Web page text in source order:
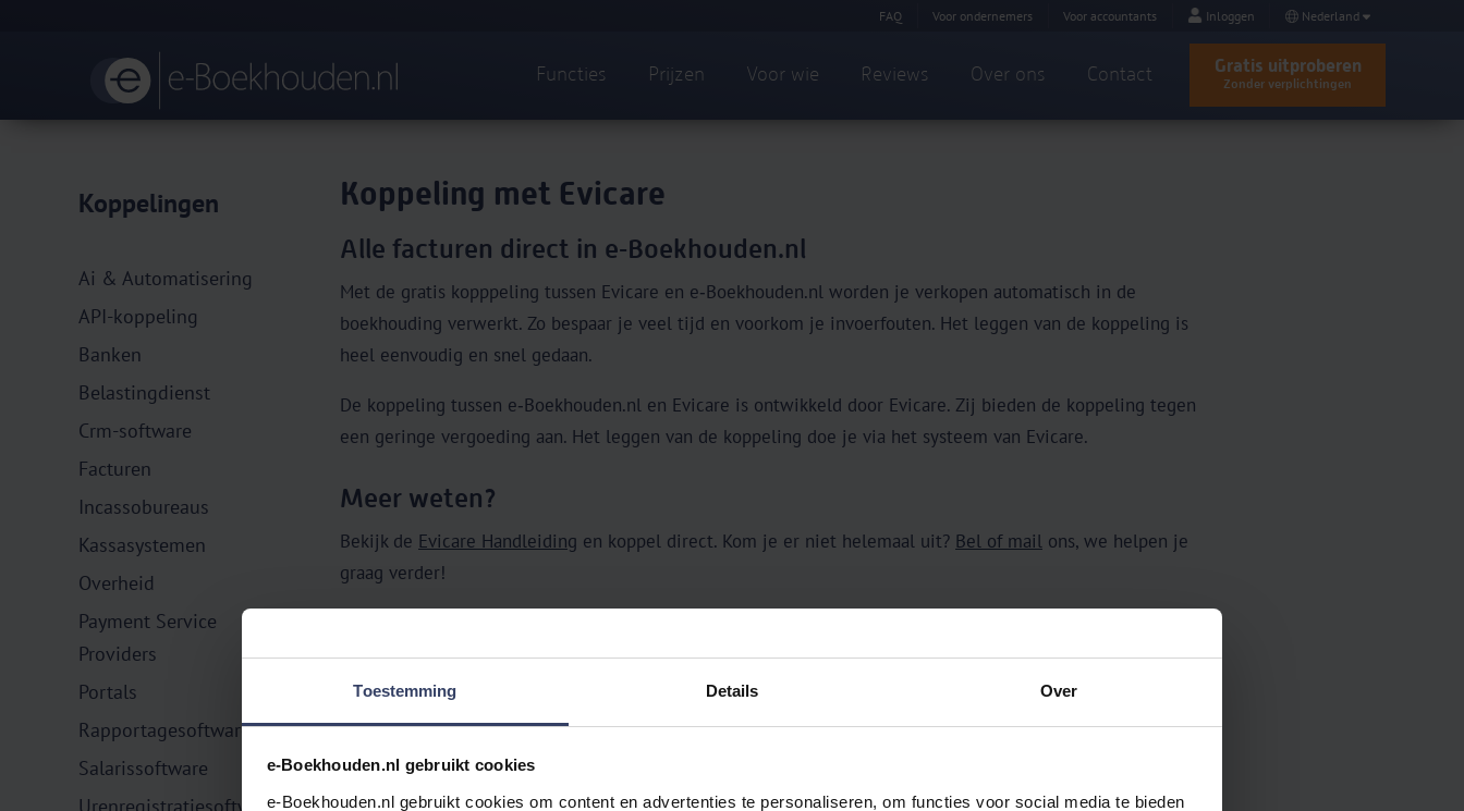
Toestemming Details Over
e-Boekhouden.nl gebruikt cookies
e-Boekhouden.nl gebruikt cookies om content en advertenties te personaliseren, om functies voor social media te bieden
FAQ Voor ondernemers Voor accountants Inloggen Nederland
Gratis uitproberen
Zonder verplichtingen
Functies Prijzen Voor wie Reviews Over ons Contact
Koppelingen
Ai & Automatisering
API-koppeling
Banken
Belastingdienst
Crm-software
Facturen
Incassobureaus
Kassasystemen
Overheid
Payment Service
Providers
Portals
Rapportagesoftware
Salarissoftware
Koppeling met Evicare
Alle facturen direct in e‑Boekhouden.nl
Met de gratis kopppeling tussen Evicare en e‑Boekhouden.nl worden je verkopen automatisch in de
boekhouding verwerkt. Zo bespaar je veel tijd en voorkom je invoerfouten. Het leggen van de koppeling is
heel eenvoudig en snel gedaan.
De koppeling tussen e‑Boekhouden.nl en Evicare is ontwikkeld door Evicare. Zij bieden de koppeling tegen
een geringe vergoeding aan. Het leggen van de koppeling doe je via het systeem van Evicare.
Meer weten?
Bekijk de Evicare Handleiding en koppel direct. Kom je er niet helemaal uit? Bel of mail ons, we helpen je
graag verder!